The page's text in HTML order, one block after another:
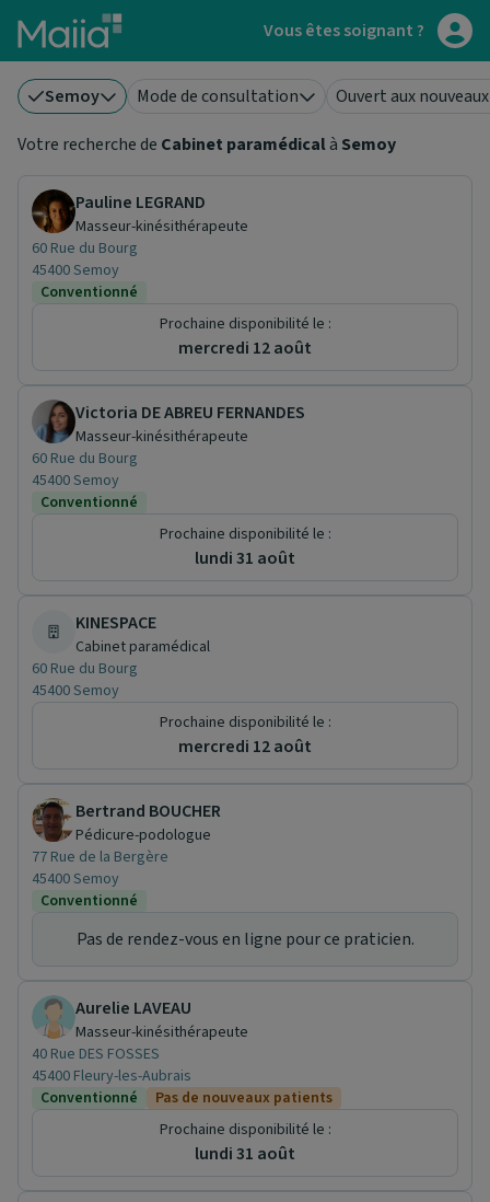
Aller au contenu principal Vous êtes soignant ?
Semoy Mode de consultation
Ouvert aux
Votre recherche de Cabinet paramédicalà Semoy
Pauline LEGRAND
Masseur-kinésithérapeute
60 Rue du Bourg
45400 Semoy
Conventionné
Prochaine disponibilité le :
mercredi 12 août
Victoria DE ABREU FERNANDES
Masseur-kinésithérapeute
60 Rue du Bourg
45400 Semoy
Conventionné
Prochaine disponibilité le :
lundi 31 août
KINESPACE
Cabinet paramédical
60 Rue du Bourg
45400 Semoy
Prochaine disponibilité le :
mercredi 12 août
Bertrand BOUCHER
Pédicure-podologue
77 Rue de la Bergère
45400 Semoy
Conventionné
Pas de rendez-vous en ligne pour ce praticien.
Aurelie LAVEAU
Masseur-kinésithérapeute
40 Rue DES FOSSES
45400 Fleury-les-Aubrais
Conventionné
Pas de nouveaux patients
Prochaine disponibilité le :
lundi 31 août